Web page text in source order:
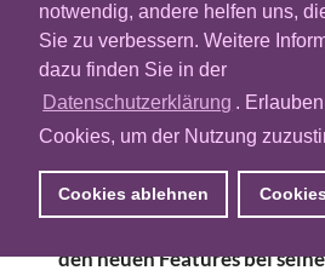
notwendig, andere helfen uns,
Sie zu verbessern. Weitere
dazu finden Sie in der
Datenschutzerklärung .
Cookies, um der Nutzung
Cookies ablehnen
Atlas, der Adserver von
durch drei neue
den neuen Features bei